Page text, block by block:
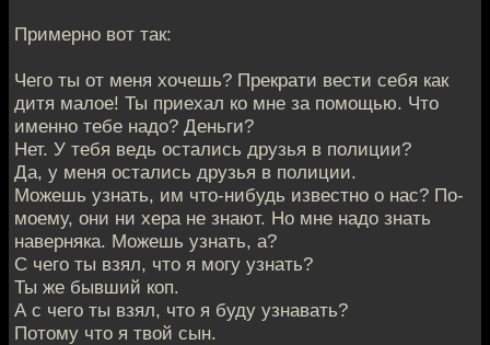
Примерно вот так:
Чего ты от меня хочешь? Прекрати вести себя как
дитя малое! Ты приехал ко мне за помощью. Что
именно тебе надо? Деньги?
Нет. У тебя ведь остались друзья в полиции?
Да, у меня остались друзья в полиции.
Можешь узнать, им что-нибудь известно о нас? По-
моему, они ни хера не знают. Но мне надо знать
наверняка. Можешь узнать, а?
С чего ты взял, что я могу узнать?
Ты же бывший коп.
А с чего ты взял, что я буду узнавать?
Потому что я твой сын.